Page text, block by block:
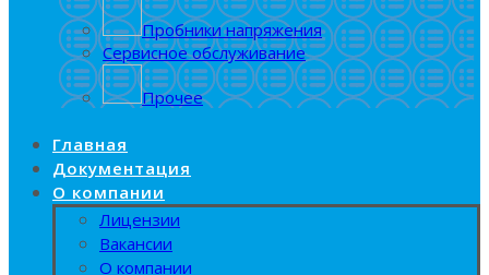
Пробники напряжения
Сервисное обслуживание
Прочее
Главная
Документация
О компании
Лицензии
Вакансии
О компании